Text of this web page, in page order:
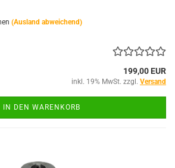
(Ausland abweichend)
199,00 EUR
inkl. 19% MwSt. zzgl. Versand
IN DEN WARENKORB